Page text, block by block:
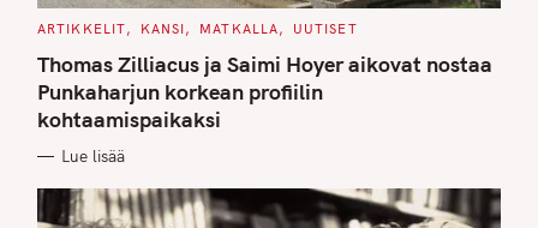
C
T
E
G
O
R
I
S
ARTIKKELIT KANSI MATKALLA UUTISET
Thomas Zilliacus ja Saimi Hoyer aikovat nostaa
Punkaharjun korkean profiilin
kohtaamispaikaksi
Lue lisää